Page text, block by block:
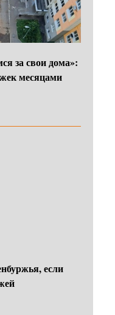
за свои дома»:
месяцами
если